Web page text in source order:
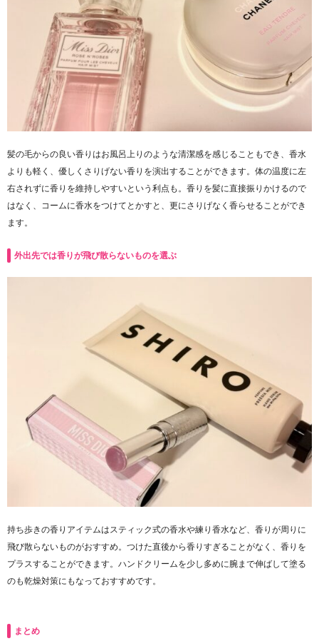
髪の毛からの良い香りはお風呂上りのような清潔感を感じることもでき、香水
よりも軽く、優しくさりげない香りを演出することができます。体の温度に左
右されずに香りを維持しやすいという利点も。香りを髪に直接振りかけるので
はなく、コームに香水をつけてとかすと、更にさりげなく香らせることができ
ます。
外出先では香りが飛び散らないものを選ぶ
持ち歩きの香りアイテムはスティック式の香水や練り香水など、香りが周りに
飛び散らないものがおすすめ。つけた直後から香りすぎることがなく、香りを
プラスすることができます。ハンドクリームを少し多めに腕まで伸ばして塗る
のも乾燥対策にもなっておすすめです。
まとめ